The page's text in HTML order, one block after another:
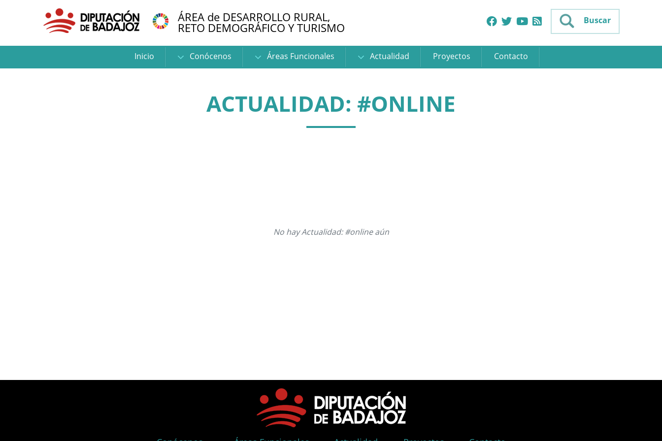
ÁREA de DESARROLLO RURAL,
RETO DEMOGRÁFICO Y TURISMO Buscar
Inicio Conócenos Áreas Funcionales Actualidad Proyectos Contacto
ACTUALIDAD: #ONLINE
No hay Actualidad: #online aún